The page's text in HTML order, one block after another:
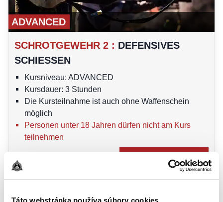
ADVANCED
SCHROTGEWEHR 2 : DEFENSIVES
SCHIESSEN
Kursniveau: ADVANCED
Kursdauer: 3 Stunden
Die Kursteilnahme ist auch ohne Waffenschein
möglich
Personen unter 18 Jahren dürfen nicht am Kurs
teilnehmen
PREIS ZUM KURS GEHEN